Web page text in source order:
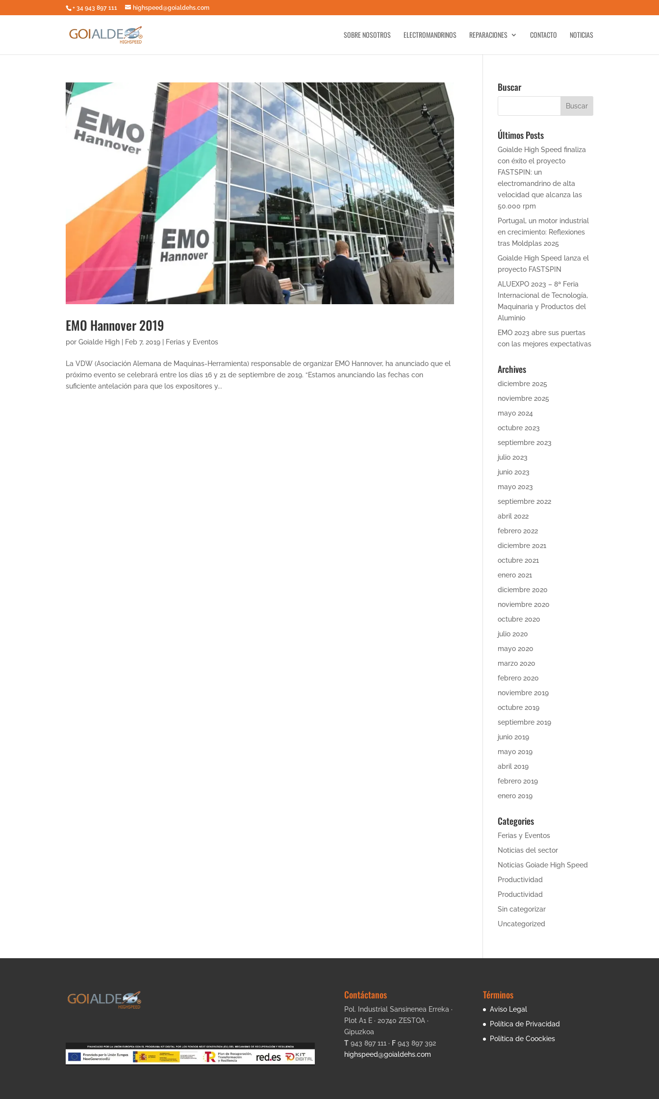
+ 34 943 897 111 highspeed@goialdehs.com
SOBRE NOSOTROS ELECTROMANDRINOS REPARACIONES CONTACTO NOTICIAS
EMO Hannover 2019
porGoialde High Feb 7, 2019 Ferias y Eventos
La VDW (Asociación Alemana de Maquinas-Herramienta) responsable de organizar EMO Hannover, ha anunciado que el
próximo evento se celebrará entre los días 16 y 21 de septiembre de 2019. “Estamos anunciando las fechas con
suficiente antelación para que los expositores y...
Buscar
Últimos Posts
Goialde High Speed finaliza
con éxito el proyecto
FASTSPIN: un
electromandrino de alta
velocidad que alcanza las
50.000 rpm
Portugal, un motor industrial
en crecimiento: Reflexiones
tras Moldplas 2025
Goialde High Speed lanza el
proyecto FASTSPIN
ALUEXPO 2023 – 8ª Feria
Internacional de Tecnología,
Maquinaria y Productos del
Aluminio
EMO 2023 abre sus puertas
con las mejores expectativas
Archives
diciembre 2025
noviembre 2025
mayo 2024
octubre 2023
septiembre 2023
julio 2023
junio 2023
mayo 2023
septiembre 2022
abril 2022
febrero 2022
diciembre 2021
octubre 2021
enero 2021
diciembre 2020
noviembre 2020
octubre 2020
julio 2020
mayo 2020
marzo 2020
febrero 2020
noviembre 2019
octubre 2019
septiembre 2019
junio 2019
mayo 2019
abril 2019
febrero 2019
enero 2019
Categories
Ferias y Eventos
Noticias del sector
Noticias Goiade High Speed
Productividad
Productividad
Sin categorizar
Uncategorized
Contáctanos
Pol. Industrial Sansinenea Erreka ·
Plot A1 E · 20740 ZESTOA ·
Gipuzkoa
T943 897 111 · F943 897 392
highspeed@goialdehs.com
Términos
Aviso Legal
Política de Privacidad
Política de Coockies